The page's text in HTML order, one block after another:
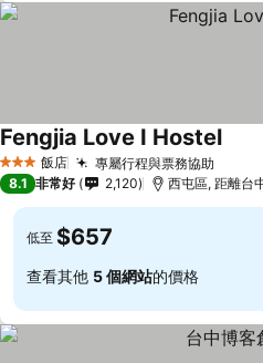
3 星級 飯店 專屬行程與票務協助
Fengjia Love I Hostel查看
8.1 非常好 2,120 西屯區, 距離台
低至 $657
查看其他 5 個網站的價格